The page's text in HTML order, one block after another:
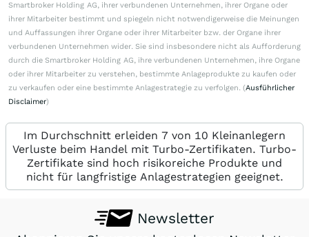
Smartbroker Holding AG, ihrer verbundenen Unternehmen, ihrer Organe oder
ihrer Mitarbeiter bestimmt und spiegeln nicht notwendigerweise die Meinungen
und Auffassungen ihrer Organe oder ihrer Mitarbeiter bzw. der Organe ihrer
verbundenen Unternehmen wider. Sie sind insbesondere nicht als Aufforderung
durch die Smartbroker Holding AG, ihre verbundenen Unternehmen, ihre Organe
oder ihrer Mitarbeiter zu verstehen, bestimmte Anlageprodukte zu kaufen oder
zu verkaufen oder eine bestimmte Anlagestrategie zu verfolgen. (Ausführlicher
Disclaimer)
Im Durchschnitt erleiden 7 von 10 Kleinanlegern
Verluste beim Handel mit Turbo-Zertifikaten. Turbo-
Zertifikate sind hoch risikoreiche Produkte und
nicht für langfristige Anlagestrategien geeignet.
Newsletter